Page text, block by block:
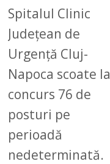
Spitalul Clinic
Județean de
Urgență Cluj-
Napoca scoate la
concurs 76 de
posturi pe
perioadă
nedeterminată.